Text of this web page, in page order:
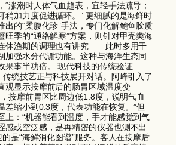
“涨潮时人体气血趋表，宜轻手法疏导；
稍加力度促进循环。” 更细腻的是海鲜时
出的“柔腹化珍”手法，专门化解鲍鱼胶质
旺季的“通络解寒”方案，则针对甲壳类海
休渔期的调理也有讲究——此时多用干
加强水分代谢功能。这种与海洋生态同
果事半功倍。 现代科技的传统验证
传统技艺正与科技展开对话。阿峰引入了
观显示按摩前后的肠胃区域温度变
按摩前胃区比周边低1.8度，说明气血
差缩小到0.3度，代表功能在恢复。”但
上：“机器能看到温度，手才能感觉到气
或空泛感，是再精密的仪器也测不出
是“海鲜消化图谱”服务。客人在按摩后